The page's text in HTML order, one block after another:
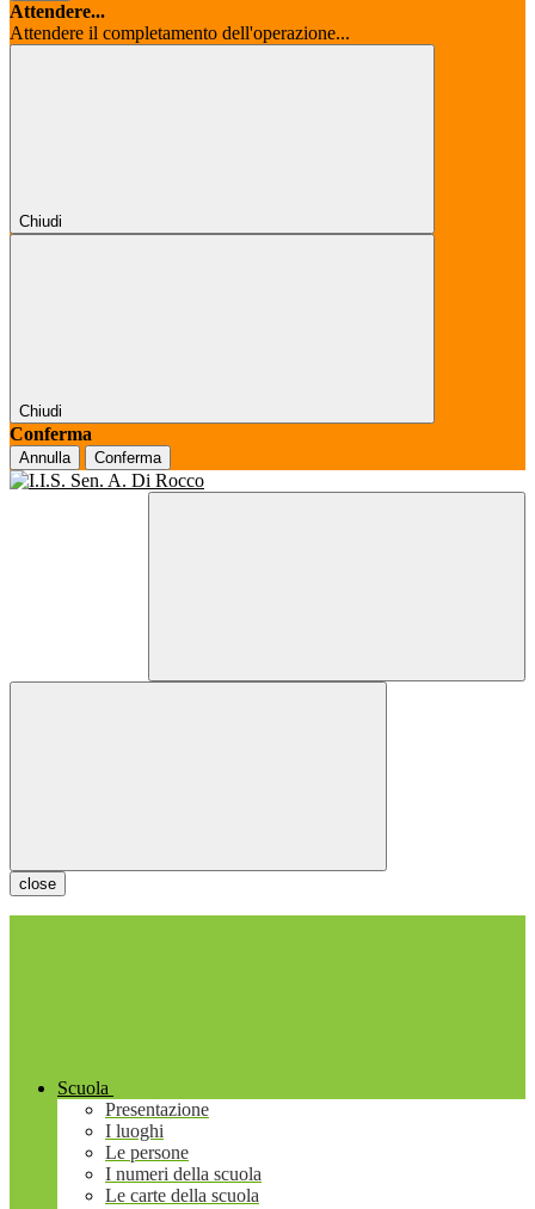
Attendere...
Attendere il completamento dell'operazione...
Chiudi
Chiudi
Conferma
Annulla Conferma
close
Scuola
Presentazione
I luoghi
Le persone
I numeri della scuola
Le carte della scuola